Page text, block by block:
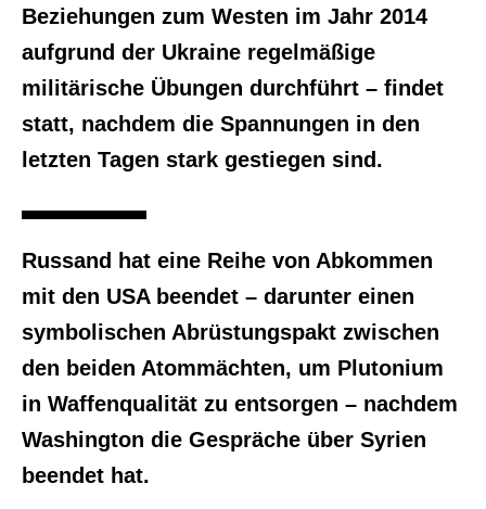
Beziehungen zum Westen im Jahr 2014
aufgrund der Ukraine regelmäßige
militärische Übungen durchführt – findet
statt, nachdem die Spannungen in den
letzten Tagen stark gestiegen sind.
Russand hat eine Reihe von Abkommen
mit den USA beendet – darunter einen
symbolischen Abrüstungspakt zwischen
den beiden Atommächten, um Plutonium
in Waffenqualität zu entsorgen – nachdem
Washington die Gespräche über Syrien
beendet hat.